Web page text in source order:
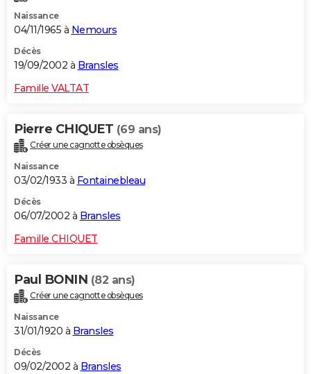
Naissance
04/11/1965 à Nemours
Décès
19/09/2002 à Bransles
Famille VALTAT
Pierre CHIQUET (69 ans)
Créer une cagnotte obsèques
Naissance
03/02/1933 à Fontainebleau
Décès
06/07/2002 à Bransles
Famille CHIQUET
Paul BONIN (82 ans)
Créer une cagnotte obsèques
Naissance
31/01/1920 à Bransles
Décès
09/02/2002 à Bransles